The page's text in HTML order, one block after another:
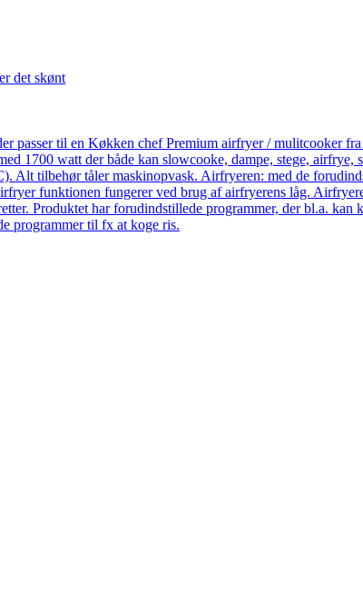
det skønt
passer til en Køkken chef Premium airfryer / mulitcooker
1700 watt der både kan slowcooke, dampe, stege, airfrye,
Alt tilbehør tåler maskinopvask. Airfryeren: med de
funktionen fungerer ved brug af airfryerens låg.
Produktet har forudindstillede programmer, der bl.a.
programmer til fx at koge ris.